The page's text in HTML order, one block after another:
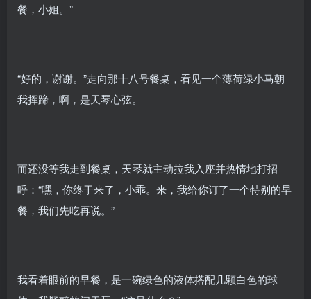
餐，小姐。”
“好的，谢谢。”走向那十八号餐桌，看见一个薄荷绿小马朝
我挥蹄，啊，是天琴心弦。
而还没等我走到餐桌，天琴就主动拉我入座并热情地打招
呼：“嘿，你终于来了，小乖。来，我给你订了一个特别的早
餐，我们先吃再说。”
我看着眼前的早餐，是一碗绿色的液体搭配几颗白色的球